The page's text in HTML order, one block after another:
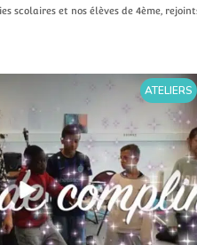
scolaires et nos élèves de 4ème,
ATELIERS